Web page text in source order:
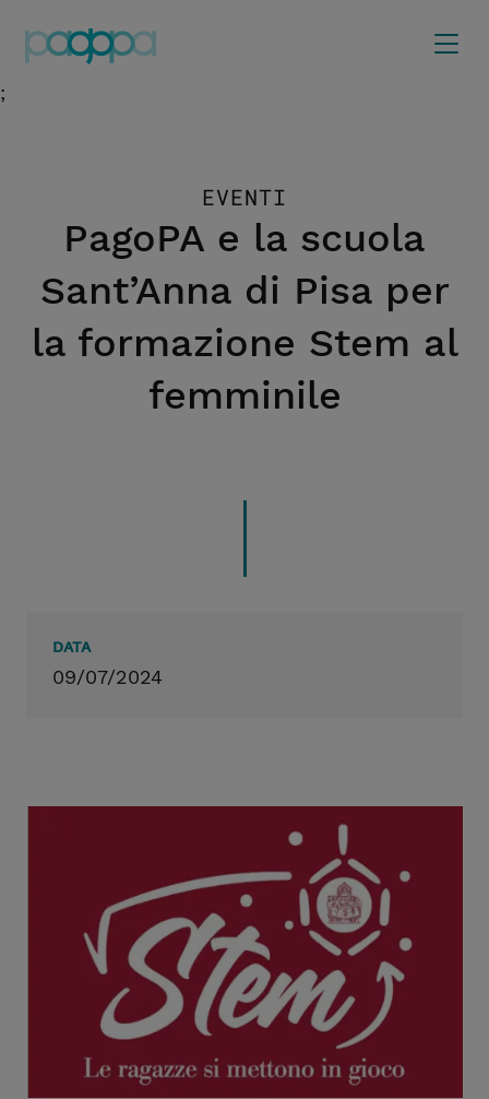
;
EVENTI
PagoPA e la scuola
Sant’Anna di Pisa per
la formazione Stem al
femminile
DATA
09/07/2024